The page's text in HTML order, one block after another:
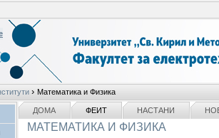
› Математика и Физика
делови
ДОМА ФЕИТ НАСТАНИ
МАТЕМАТИКА И ФИЗИКА